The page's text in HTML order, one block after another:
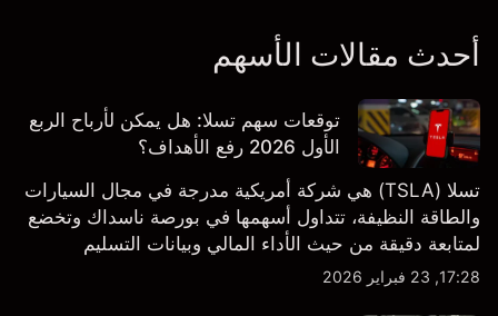
أحدث مقالات الأسهم
توقعات سهم تسلا: هل يمكن لأرباح الربع
الأول 2026 رفع الأهداف؟
تسلا (TSLA) هي شركة أمريكية مدرجة في مجال السيارات
والطاقة النظيفة، تتداول أسهمها في بورصة ناسداك وتخضع
لمتابعة دقيقة من حيث الأداء المالي وبيانات التسليم
والتطورات في التكنولوجيا والتصنيع. استكشف أهداف أسعار
17:28, 23 فبراير 2026